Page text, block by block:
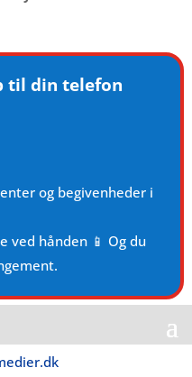
til din telefon
og begivenheder i
ved hånden 📱 Og du